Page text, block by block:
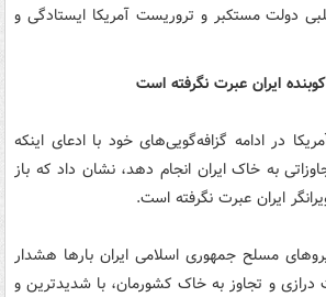
دولت مستکبر و تروریست آمریکا ایستادگی و
ایران عبرت نگرفته است
در ادامه گزافه‌گویی‌های خود با ادعای اینکه
به خاک ایران انجام دهد، نشان داد که باز
ایران عبرت نگرفته است.
مسلح جمهوری اسلامی ایران بارها هشدار
درازی و تجاوز به خاک کشورمان، با شدیدترین و